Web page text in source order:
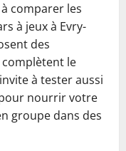
comparer les
à jeux à Evry-
des
le
à tester aussi
nourrir votre
groupe dans des